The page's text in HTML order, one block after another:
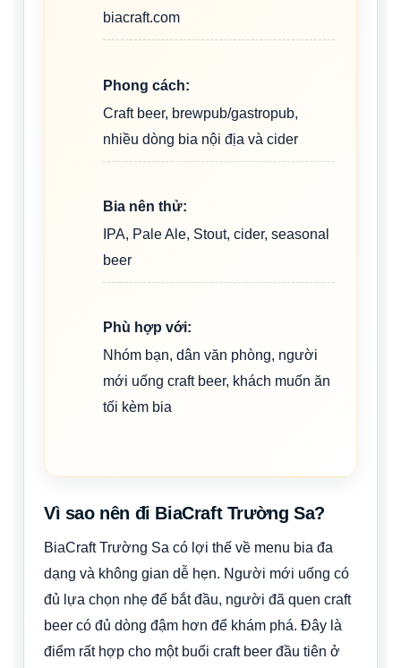
biacraft.com
Phong cách:
Craft beer, brewpub/gastropub,
nhiều dòng bia nội địa và cider
Bia nên thử:
IPA, Pale Ale, Stout, cider, seasonal
beer
Phù hợp với:
Nhóm bạn, dân văn phòng, người
mới uống craft beer, khách muốn ăn
tối kèm bia
Vì sao nên đi BiaCraft Trường Sa?
BiaCraft Trường Sa có lợi thế về menu bia đa
dạng và không gian dễ hẹn. Người mới uống có
đủ lựa chọn nhẹ để bắt đầu, người đã quen craft
beer có đủ dòng đậm hơn để khám phá. Đây là
điểm rất hợp cho một buổi craft beer đầu tiên ở